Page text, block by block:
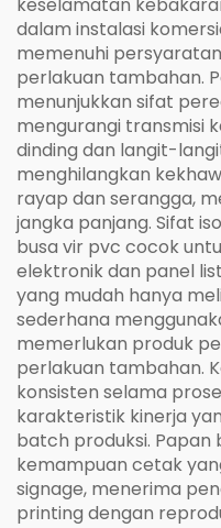
dalam instalasi
memenuhi
perlakuan tambahan.
menunjukkan sifat
mengurangi transmisi
dinding dan langit-
menghilangkan
rayap dan serangga,
jangka panjang. Sifat
busa vir pvc cocok
elektronik dan panel
yang mudah hanya
sederhana
memerlukan produk
perlakuan tambahan.
konsisten selama
karakteristik kinerja
batch produksi.
kemampuan cetak
signage, menerima
printing dengan